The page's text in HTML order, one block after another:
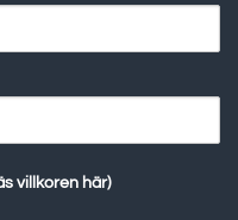
villkoren här)